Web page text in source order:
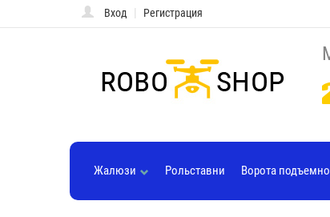
Вход | Регистрация
Жалюзи Рольставни Ворота